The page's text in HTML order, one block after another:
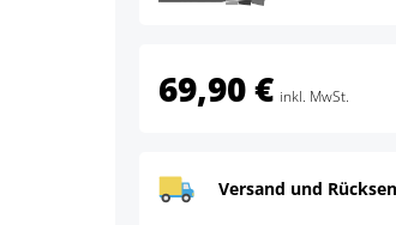
69,90 € inkl. MwSt.
Versand und